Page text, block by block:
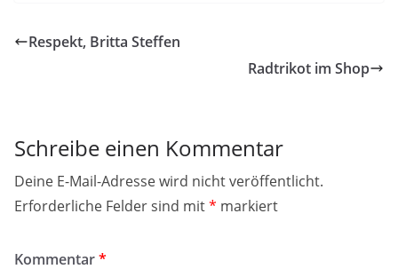
Respekt, Britta Steffen
Radtrikot im Shop
Schreibe einen Kommentar
Deine E-Mail-Adresse wird nicht veröffentlicht.
Erforderliche Felder sind mit* markiert
Kommentar*